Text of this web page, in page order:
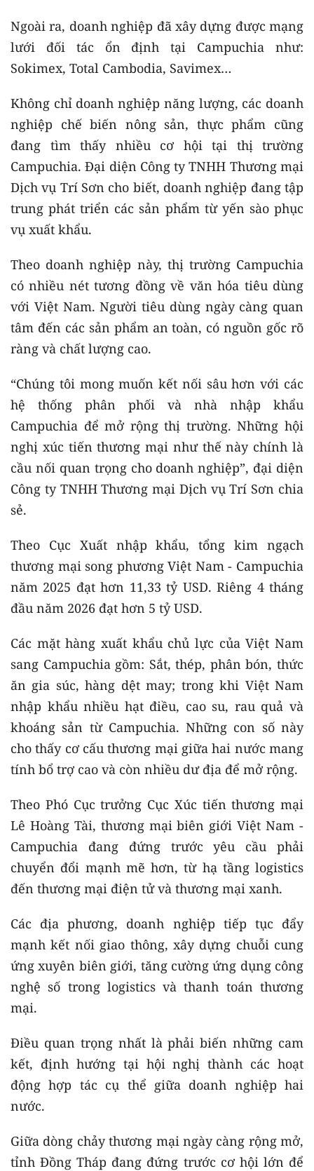
Ngoài ra, doanh nghiệp đã xây dựng được mạng
lưới đối tác ổn định tại Campuchia như:
Sokimex, Total Cambodia, Savimex…
Không chỉ doanh nghiệp năng lượng, các doanh
nghiệp chế biến nông sản, thực phẩm cũng
đang tìm thấy nhiều cơ hội tại thị trường
Campuchia. Đại diện Công ty TNHH Thương mại
Dịch vụ Trí Sơn cho biết, doanh nghiệp đang tập
trung phát triển các sản phẩm từ yến sào phục
vụ xuất khẩu.
Theo doanh nghiệp này, thị trường Campuchia
có nhiều nét tương đồng về văn hóa tiêu dùng
với Việt Nam. Người tiêu dùng ngày càng quan
tâm đến các sản phẩm an toàn, có nguồn gốc rõ
ràng và chất lượng cao.
“Chúng tôi mong muốn kết nối sâu hơn với các
hệ thống phân phối và nhà nhập khẩu
Campuchia để mở rộng thị trường. Những hội
nghị xúc tiến thương mại như thế này chính là
cầu nối quan trọng cho doanh nghiệp”, đại diện
Công ty TNHH Thương mại Dịch vụ Trí Sơn chia
sẻ.
Theo Cục Xuất nhập khẩu, tổng kim ngạch
thương mại song phương Việt Nam - Campuchia
năm 2025 đạt hơn 11,33 tỷ USD. Riêng 4 tháng
đầu năm 2026 đạt hơn 5 tỷ USD.
Các mặt hàng xuất khẩu chủ lực của Việt Nam
sang Campuchia gồm: Sắt, thép, phân bón, thức
ăn gia súc, hàng dệt may; trong khi Việt Nam
nhập khẩu nhiều hạt điều, cao su, rau quả và
khoáng sản từ Campuchia. Những con số này
cho thấy cơ cấu thương mại giữa hai nước mang
tính bổ trợ cao và còn nhiều dư địa để mở rộng.
Theo Phó Cục trưởng Cục Xúc tiến thương mại
Lê Hoàng Tài, thương mại biên giới Việt Nam -
Campuchia đang đứng trước yêu cầu phải
chuyển đổi mạnh mẽ hơn, từ hạ tầng logistics
đến thương mại điện tử và thương mại xanh.
Các địa phương, doanh nghiệp tiếp tục đẩy
mạnh kết nối giao thông, xây dựng chuỗi cung
ứng xuyên biên giới, tăng cường ứng dụng công
nghệ số trong logistics và thanh toán thương
mại.
Điều quan trọng nhất là phải biến những cam
kết, định hướng tại hội nghị thành các hoạt
động hợp tác cụ thể giữa doanh nghiệp hai
nước.
Giữa dòng chảy thương mại ngày càng rộng mở,
tỉnh Đồng Tháp đang đứng trước cơ hội lớn để